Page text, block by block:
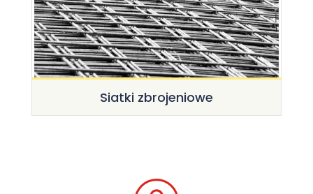
Siatki zbrojeniowe